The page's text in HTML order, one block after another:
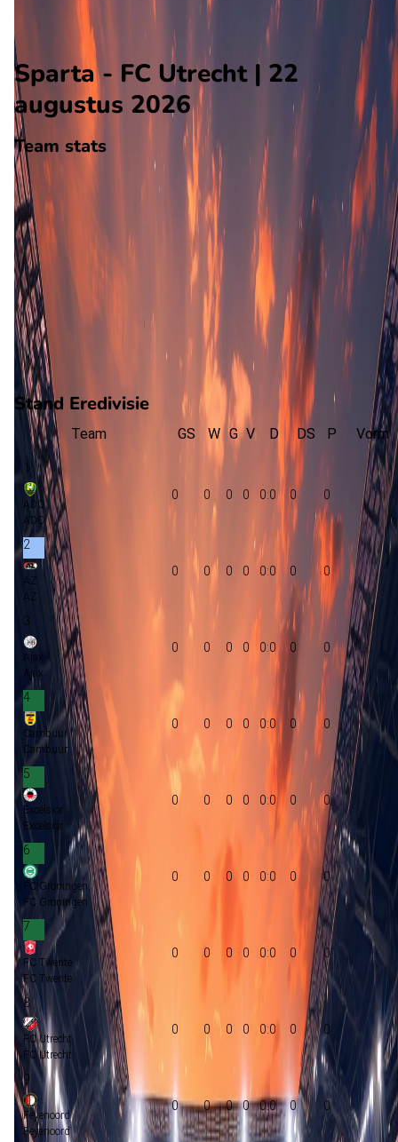
Voorbeschouwing
Sparta - FC Utrecht | 22
augustus 2026
Team stats
Sparta
Sparta
-
FC Utrecht
FC Utrecht
0aantal goals
0gewonnen
0verloren
vorm
Stand Eredivisie
Team GS W G V D DS P Vorm
1
ADO
ADO
0 0 0 0 0:0 0 0
2
AZ
AZ
0 0 0 0 0:0 0 0
3
Ajax
Ajax
0 0 0 0 0:0 0 0
4
Cambuur
Cambuur
0 0 0 0 0:0 0 0
5
Excelsior
Excelsior
0 0 0 0 0:0 0 0
6
FC Groningen
FC Groningen
0 0 0 0 0:0 0 0
7
FC Twente
FC Twente
0 0 0 0 0:0 0 0
8
FC Utrecht
FC Utrecht
0 0 0 0 0:0 0 0
9
Feyenoord
Feyenoord
0 0 0 0 0:0 0 0